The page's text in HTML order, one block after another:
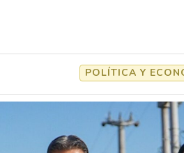
POLÍTICA Y